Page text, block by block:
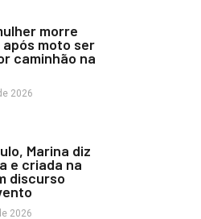
morre
após moto ser
caminhão na
2026
Marina diz
e criada na
discurso
2026